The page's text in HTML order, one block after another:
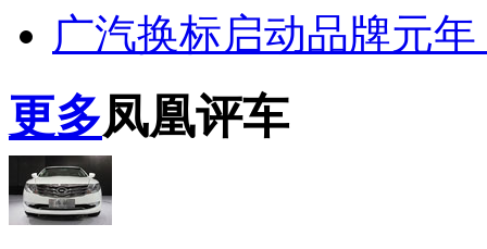
广汽换标启动品牌元
更多凤凰评车